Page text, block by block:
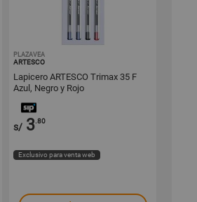
PLAZAVEA
ARTESCO
Lapicero ARTESCO Trimax 35 F
Azul, Negro y Rojo
s/ 3.80
Exclusivo para venta web